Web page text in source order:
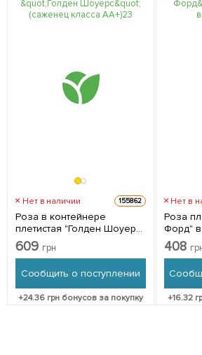
Нет в наличии 155862
Роза в контейнере
плетистая "Голден Шоуерс"
(саженец класса АА+) 1
саженец в упаковке
609 грн
Сообщить о поступлении
+24.36грн бонусов за покупку
Нет в
Роза
Форд" в
высший сорт 1
408
+16.32